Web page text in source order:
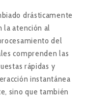
drásticamente
la atención al
del
comprenden las
rápidas y
instantánea
sino que también